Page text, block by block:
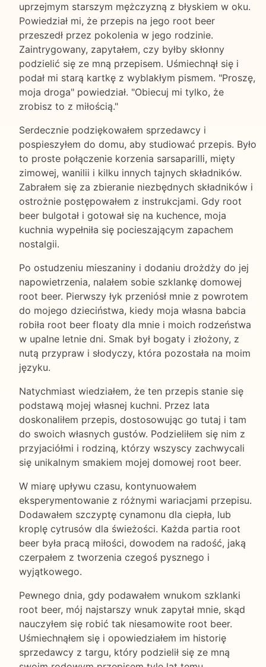
uprzejmym starszym mężczyzną z błyskiem w oku.
Powiedział mi, że przepis na jego root beer
przeszedł przez pokolenia w jego rodzinie.
Zaintrygowany, zapytałem, czy byłby skłonny
podzielić się ze mną przepisem. Uśmiechnął się i
podał mi starą kartkę z wyblakłym pismem. "Proszę,
moja droga" powiedział. "Obiecuj mi tylko, że
zrobisz to z miłością."
Serdecznie podziękowałem sprzedawcy i
pospieszyłem do domu, aby studiować przepis. Było
to proste połączenie korzenia sarsaparilli, mięty
zimowej, wanilii i kilku innych tajnych składników.
Zabrałem się za zbieranie niezbędnych składników i
ostrożnie postępowałem z instrukcjami. Gdy root
beer bulgotał i gotował się na kuchence, moja
kuchnia wypełniła się pocieszającym zapachem
nostalgii.
Po ostudzeniu mieszaniny i dodaniu drożdży do jej
napowietrzenia, nalałem sobie szklankę domowej
root beer. Pierwszy łyk przeniósł mnie z powrotem
do mojego dzieciństwa, kiedy moja własna babcia
robiła root beer floaty dla mnie i moich rodzeństwa
w upalne letnie dni. Smak był bogaty i złożony, z
nutą przypraw i słodyczy, która pozostała na moim
języku.
Natychmiast wiedziałem, że ten przepis stanie się
podstawą mojej własnej kuchni. Przez lata
doskonaliłem przepis, dostosowując go tutaj i tam
do swoich własnych gustów. Podzieliłem się nim z
przyjaciółmi i rodziną, którzy wszyscy zachwycali
się unikalnym smakiem mojej domowej root beer.
W miarę upływu czasu, kontynuowałem
eksperymentowanie z różnymi wariacjami przepisu.
Dodawałem szczyptę cynamonu dla ciepła, lub
kroplę cytrusów dla świeżości. Każda partia root
beer była pracą miłości, dowodem na radość, jaką
czerpałem z tworzenia czegoś pysznego i
wyjątkowego.
Pewnego dnia, gdy podawałem wnukom szklanki
root beer, mój najstarszy wnuk zapytał mnie, skąd
nauczyłem się robić tak niesamowite root beer.
Uśmiechnąłem się i opowiedziałem im historię
sprzedawcy z targu, który podzielił się ze mną